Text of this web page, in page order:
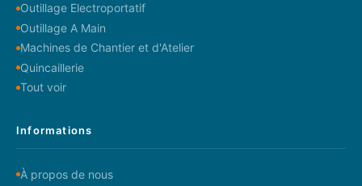
Outillage Electroportatif
Outillage A Main
Machines de Chantier et d'Atelier
Quincaillerie
Tout voir
Informations
À propos de nous